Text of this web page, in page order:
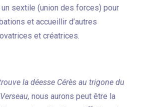
sextile (union des forces) pour
et accueillir d’autres
et créatrices.
la déesse Cérès au trigone du
nous aurons peut être la